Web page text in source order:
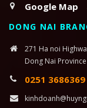
Google Map
DONG NAI
271 Ha noi
Dong Nai Province
0251 3686369